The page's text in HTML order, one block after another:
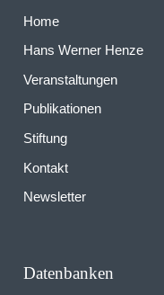
Home
Hans Werner Henze
Veranstaltungen
Publikationen
Stiftung
Kontakt
Newsletter
Datenbanken